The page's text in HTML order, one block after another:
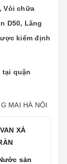
Vòi chữa
D50, Lăng
kiểm định
tại quận
MAI HÀ NỘI
XẢ
sản